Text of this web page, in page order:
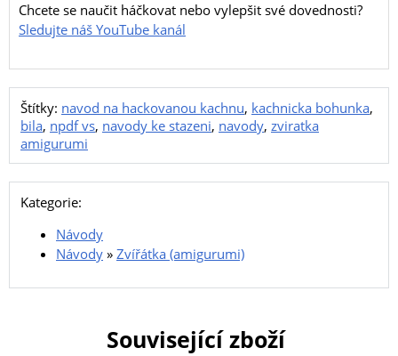
Chcete se naučit háčkovat nebo vylepšit své dovednosti?
Sledujte náš YouTube kanál
Štítky: navod na hackovanou kachnu, kachnicka bohunka,
bila, npdf vs, navody ke stazeni, navody, zviratka
amigurumi
Kategorie:
Návody
Návody » Zvířátka (amigurumi)
Související zboží